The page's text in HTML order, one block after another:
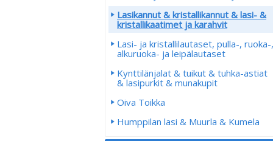
Lasikannut & kristallikannut & lasi- &
kristallikaatimet ja karahvit
Lasi- ja kristallilautaset, pulla-, ruoka-,
alkuruoka- ja leipälautaset
Kynttilänjalat & tuikut & tuhka-astiat
& lasipurkit & munakupit
Oiva Toikka
Humppilan lasi & Muurla & Kumela